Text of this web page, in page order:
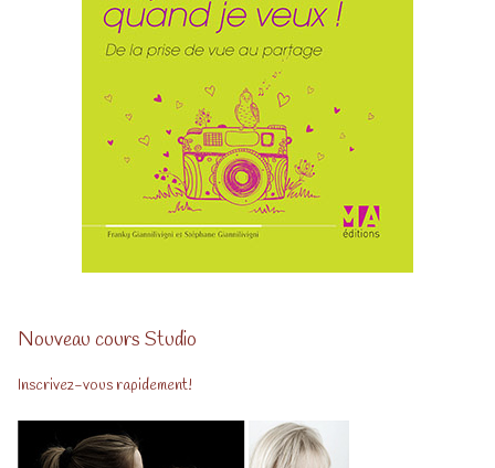
Nouveau cours Studio
Inscrivez-vous rapidement!